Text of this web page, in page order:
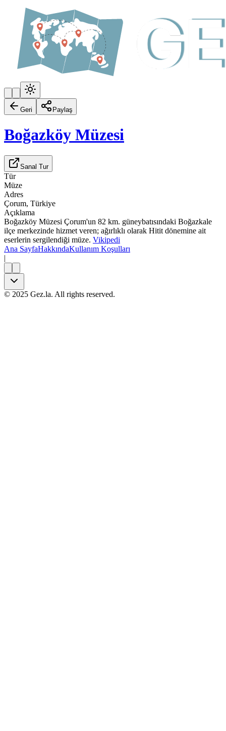
Geri Paylaş
Boğazköy Müzesi
Sanal Tur
Tür
Müze
Adres
Çorum, Türkiye
Açıklama
Boğazköy Müzesi Çorum'un 82 km. güneybatısındaki Boğazkale
ilçe merkezinde hizmet veren; ağırlıklı olarak Hitit dönemine ait
eserlerin sergilendiği müze. Vikipedi
Ana SayfaHakkındaKullanım Koşulları
|
© 2025 Gez.la. All rights reserved.